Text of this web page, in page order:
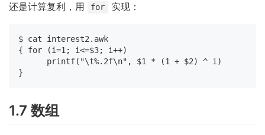
还是计算复利，用 for 实现：
$ cat interest2.awk
{ for (i=1; i<=$3; i++)
      printf("\t%.2f\n", $1 * (1 + $2) ^ i)
1.7 数组